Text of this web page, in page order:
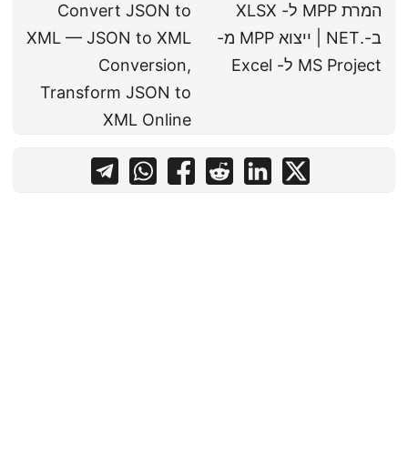
המרת MPP ל- XLSX
ב-.NET | ייצוא MPP מ-
MS Project ל- Excel
Convert JSON to
XML — JSON to XML
Conversion,
Transform JSON to
XML Online